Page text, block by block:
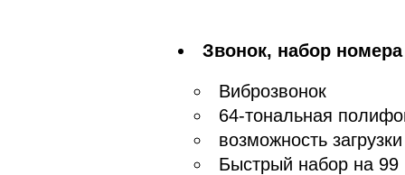
Звонок, набор номера
Виброзвонок
64-тональная
возможность
Быстрый набор на 99